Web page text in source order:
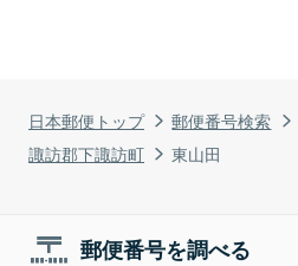
日本郵便トップ 郵便番号検索
諏訪郡下諏訪町
東山田
郵便番号を調べる